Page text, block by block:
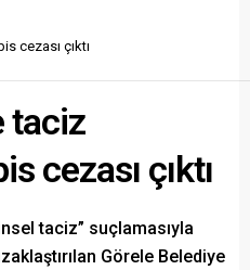
cezası çıktı
taciz
cezası çıktı
taciz” suçlamasıyla
Görele Belediye